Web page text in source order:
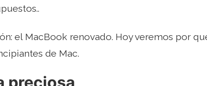
el MacBook renovado. Hoy veremos por
de Mac.